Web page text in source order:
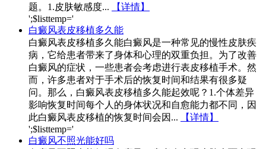
题。1.皮肤敏感度...
【详情】
';$listtemp='
白癜风表皮移植多久能
白癜风表皮移植多久能白癜风是一种常见的慢性皮肤疾
病，它给患者带来了身体和心理的双重负担。为了改善
白癜风的症状，一些患者会考虑进行表皮移植手术。然
而，许多患者对于手术后的恢复时间和结果有很多疑
问。那么，白癜风表皮移植多久能起效呢？1.个体差异
影响恢复时间每个人的身体状况和自愈能力都不同，因
此白癜风表皮移植的恢复时间会因...
【详情】
';$listtemp='
白癜风不照光能好吗